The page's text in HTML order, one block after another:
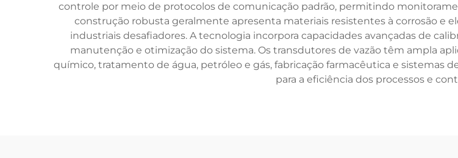
controle por meio de protocolos de comunicação padrão, permitindo
construção robusta geralmente apresenta materiais resistentes à corrosão e
industriais desafiadores. A tecnologia incorpora capacidades avançadas de
manutenção e otimização do sistema. Os transdutores de vazão têm ampla
químico, tratamento de água, petróleo e gás, fabricação farmacêutica e sistemas
para a eficiência dos processos e